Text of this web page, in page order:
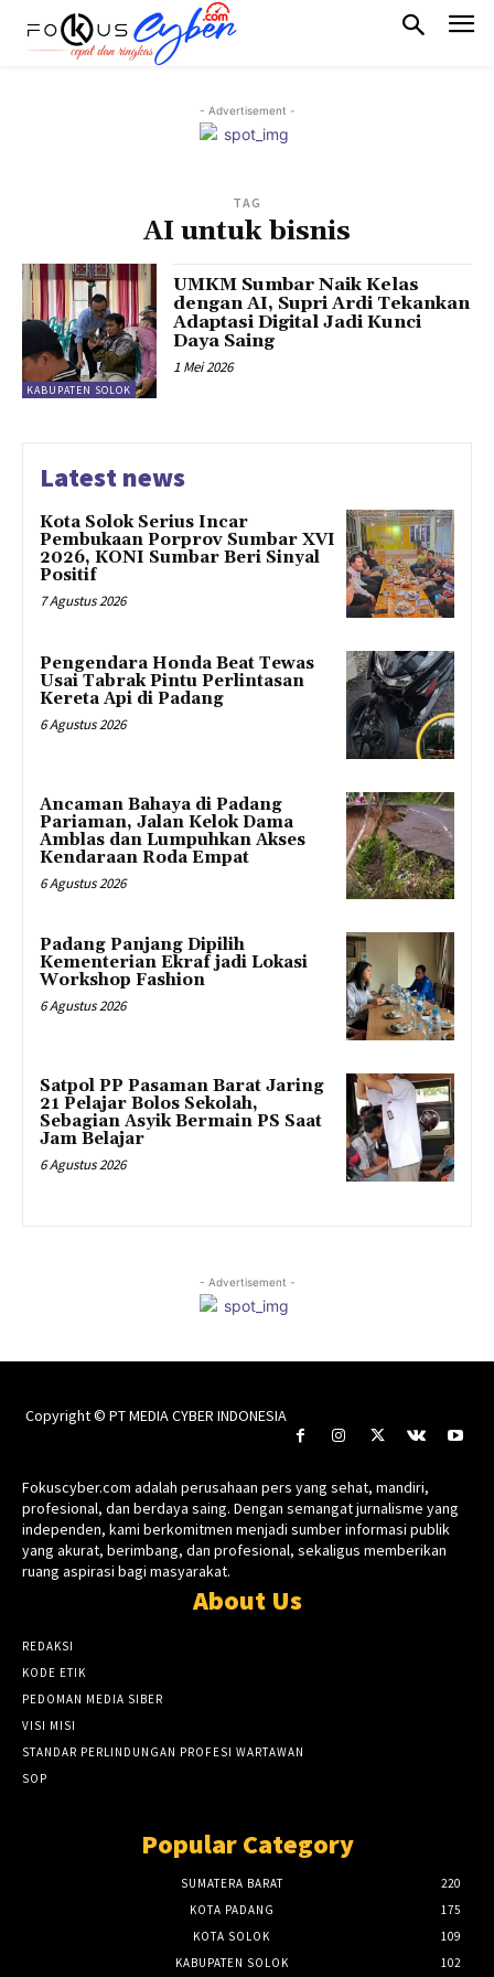
- Advertisement -
TAG
AI untuk bisnis
KABUPATEN SOLOK
UMKM Sumbar Naik Kelas
dengan AI, Supri Ardi Tekankan
Adaptasi Digital Jadi Kunci
Daya Saing
1 Mei 2026
Latest news
Kota Solok Serius Incar
Pembukaan Porprov Sumbar XVI
2026, KONI Sumbar Beri Sinyal
Positif
7 Agustus 2026
Pengendara Honda Beat Tewas
Usai Tabrak Pintu Perlintasan
Kereta Api di Padang
6 Agustus 2026
Ancaman Bahaya di Padang
Pariaman, Jalan Kelok Dama
Amblas dan Lumpuhkan Akses
Kendaraan Roda Empat
6 Agustus 2026
Padang Panjang Dipilih
Kementerian Ekraf jadi Lokasi
Workshop Fashion
6 Agustus 2026
Satpol PP Pasaman Barat Jaring
21 Pelajar Bolos Sekolah,
Sebagian Asyik Bermain PS Saat
Jam Belajar
6 Agustus 2026
- Advertisement -
Copyright © PT MEDIA CYBER INDONESIA
Fokuscyber.com adalah perusahaan pers yang sehat, mandiri,
profesional, dan berdaya saing. Dengan semangat jurnalisme yang
independen, kami berkomitmen menjadi sumber informasi publik
yang akurat, berimbang, dan profesional, sekaligus memberikan
ruang aspirasi bagi masyarakat.
About Us
REDAKSI
KODE ETIK
PEDOMAN MEDIA SIBER
VISI MISI
STANDAR PERLINDUNGAN PROFESI WARTAWAN
SOP
Popular Category
SUMATERA BARAT
220
KOTA PADANG
175
KOTA SOLOK
109
KABUPATEN SOLOK
102